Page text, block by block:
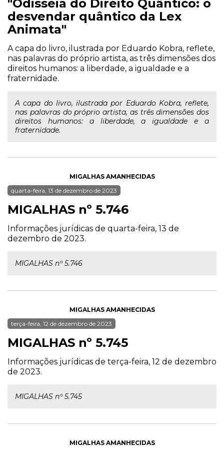
"Odisseia do Direito Quântico: o
desvendar quântico da Lex
Animata"
A capa do livro, ilustrada por Eduardo Kobra, reflete,
nas palavras do próprio artista, as três dimensões dos
direitos humanos: a liberdade, a igualdade e a
fraternidade.
A capa do livro, ilustrada por Eduardo Kobra, reflete,
nas palavras do próprio artista, as três dimensões dos
direitos humanos: a liberdade, a igualdade e a
fraternidade.
MIGALHAS AMANHECIDAS
quarta-feira, 13 de dezembro de 2023
MIGALHAS nº 5.746
Informações jurídicas de quarta-feira, 13 de
dezembro de 2023.
MIGALHAS nº 5.746
MIGALHAS AMANHECIDAS
terça-feira, 12 de dezembro de 2023
MIGALHAS nº 5.745
Informações jurídicas de terça-feira, 12 de dezembro
de 2023.
MIGALHAS nº 5.745
MIGALHAS AMANHECIDAS